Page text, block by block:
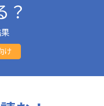
？
け